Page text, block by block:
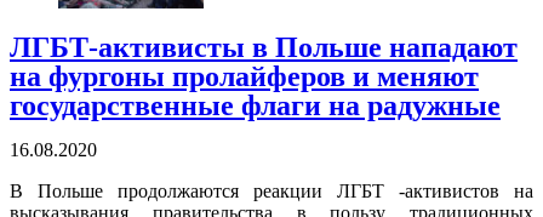
ЛГБТ-активисты в Польше нападают
на фургоны пролайферов и меняют
государственные флаги на радужные
16.08.2020
В Польше продолжаются реакции ЛГБТ -активистов на